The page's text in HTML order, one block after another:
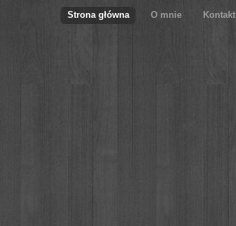
Strona główna O mnie Kontakt